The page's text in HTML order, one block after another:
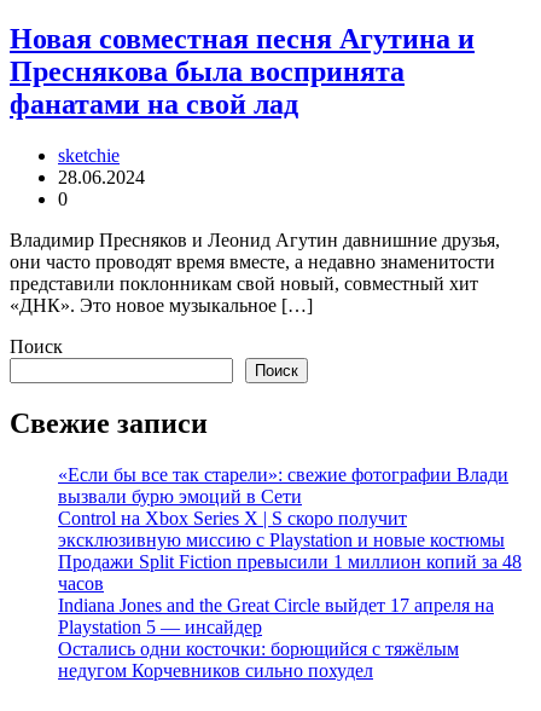
Новая совместная песня Агутина и
Преснякова была воспринята
фанатами на свой лад
sketchie
28.06.2024
0
Владимир Пресняков и Леонид Агутин давнишние друзья,
они часто проводят время вместе, а недавно знаменитости
представили поклонникам свой новый, совместный хит
«ДНК». Это новое музыкальное […]
Поиск
Поиск
Свежие записи
«Если бы все так старели»: свежие фотографии Влади
вызвали бурю эмоций в Сети
Control на Xbox Series X | S скоро получит
эксклюзивную миссию с Playstation и новые костюмы
Продажи Split Fiction превысили 1 миллион копий за 48
часов
Indiana Jones and the Great Circle выйдет 17 апреля на
Playstation 5 — инсайдер
Остались одни косточки: борющийся с тяжёлым
недугом Корчевников сильно похудел